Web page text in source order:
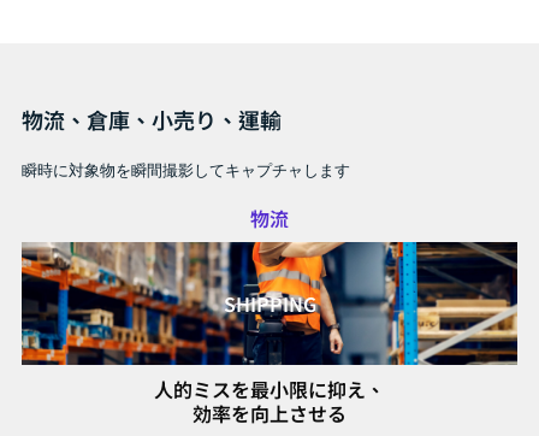
物流、倉庫、小売り、運輸
瞬時に対象物を瞬間撮影してキャプチャします
物流
SHIPPING
人的ミスを最小限に抑え、
効率を向上させる